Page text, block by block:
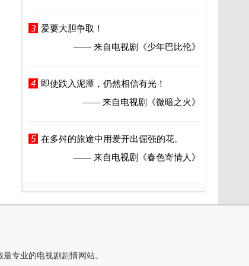
3
爱要大胆争取！
—— 来自电视剧
《少年巴比伦》
4
即使跌入泥潭，仍然相信有光！
—— 来自电视剧
《微暗之火》
5 在多舛的旅途中用爱开出倔强的花。
—— 来自电视剧
《春色寄情人》
专业的电视剧剧情网站。